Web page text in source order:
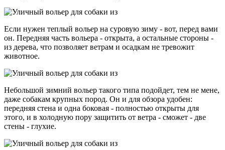
Если нужен теплый вольер на суровую зиму - вот, перед вами
он. Передняя часть вольера - открыта, а остальные стороны -
из дерева, что позволяет ветрам и осадкам не тревожит
животное.
Небольшой зимний вольер такого типа подойдет, тем не мене,
даже собакам крупных пород. Он и для обзора удобен:
передняя стена и одна боковая - полностью открыты для
этого, и в холодную пору защитить от ветра - сможет - две
стены - глухие.